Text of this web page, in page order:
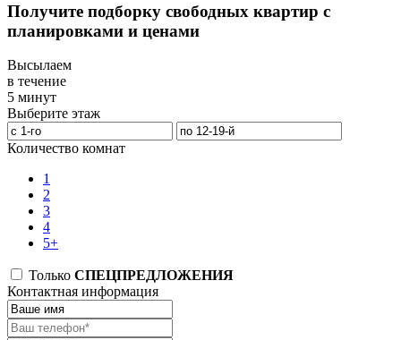
Получите подборку свободных квартир с
планировками и ценами
Высылаем
в течение
5 минут
Выберите этаж
Количество комнат
1
2
3
4
5+
Только СПЕЦПРЕДЛОЖЕНИЯ
Контактная информация